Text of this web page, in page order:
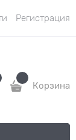
Регистрация
Корзина